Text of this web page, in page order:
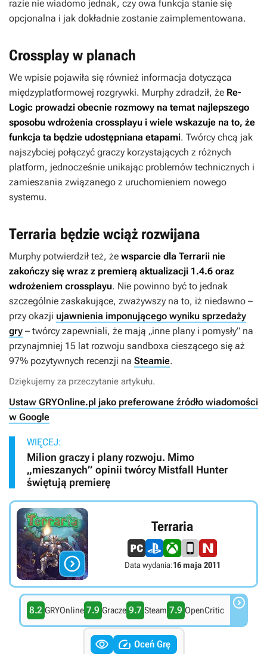
razie nie wiadomo jednak, czy owa funkcja stanie się
opcjonalna i jak dokładnie zostanie zaimplementowana.
Crossplay w planach
We wpisie pojawiła się również informacja dotycząca
międzyplatformowej rozgrywki. Murphy zdradził, że Re-
Logic prowadzi obecnie rozmowy na temat najlepszego
sposobu wdrożenia crossplayu i wiele wskazuje na to, że
funkcja ta będzie udostępniana etapami. Twórcy chcą jak
najszybciej połączyć graczy korzystających z różnych
platform, jednocześnie unikając problemów technicznych i
zamieszania związanego z uruchomieniem nowego
systemu.
Terraria będzie wciąż rozwijana
Murphy potwierdził też, że wsparcie dla Terrarii nie
zakończy się wraz z premierą aktualizacji 1.4.6 oraz
wdrożeniem crossplayu. Nie powinno być to jednak
szczególnie zaskakujące, zważywszy na to, iż niedawno –
przy okazji ujawnienia imponującego wyniku sprzedaży
gry – twórcy zapewniali, że mają „inne plany i pomysły” na
przynajmniej 15 lat rozwoju sandboxa cieszącego się aż
97% pozytywnych recenzji na Steamie.
Dziękujemy za przeczytanie artykułu.
Ustaw GRYOnline.pl jako preferowane źródło wiadomości
w Google
WIĘCEJ:
Milion graczy i plany rozwoju. Mimo
„mieszanych” opinii twórcy Mistfall Hunter
świętują premierę

Terraria
Data wydania:16 maja 2011
8.2 GRYOnline 7.9 Gracze 9.7 Steam 7.9 OpenCritic 
  Oceń Grę